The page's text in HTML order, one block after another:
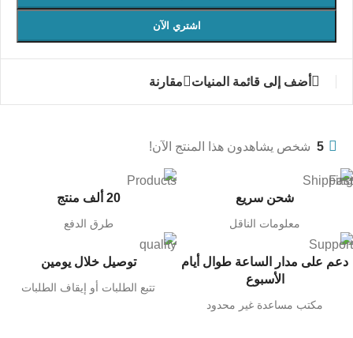
اشتري الآن
أضف إلى قائمة المنيات مقارنة
5 شخص يشاهدون هذا المنتج الآن!
شحن سريع
معلومات الناقل
20 ألف منتج
طرق الدفع
دعم على مدار الساعة طوال أيام
الأسبوع
مكتب مساعدة غير محدود
توصيل خلال يومين
تتبع الطلبات أو إيقاف الطلبات